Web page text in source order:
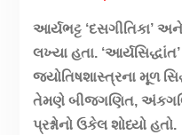
આર્યભટ્ટ ‘દસગીતિકા’
લખ્યા હતા.
જ્યોતિષશાસ્ત્રના મૂળ
તેમણે બીજગણિત,
પ્રશ્નોનો ઉકેલ શોધ્યો હતો.